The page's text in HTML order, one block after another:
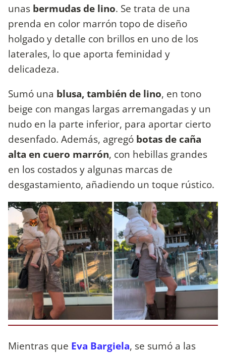
unas bermudas de lino. Se trata de una
prenda en color marrón topo de diseño
holgado y detalle con brillos en uno de los
laterales, lo que aporta feminidad y
delicadeza.
Sumó una blusa, también de lino, en tono
beige con mangas largas arremangadas y un
nudo en la parte inferior, para aportar cierto
desenfado. Además, agregó botas de caña
alta en cuero marrón, con hebillas grandes
en los costados y algunas marcas de
desgastamiento, añadiendo un toque rústico.
Mientras que Eva Bargiela, se sumó a las